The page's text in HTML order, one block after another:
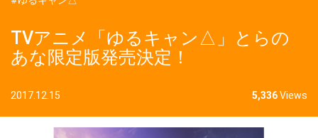
TVアニメ「ゆるキャン△」とらの
あな限定版発売決定！
2017.12.15 5,336Views